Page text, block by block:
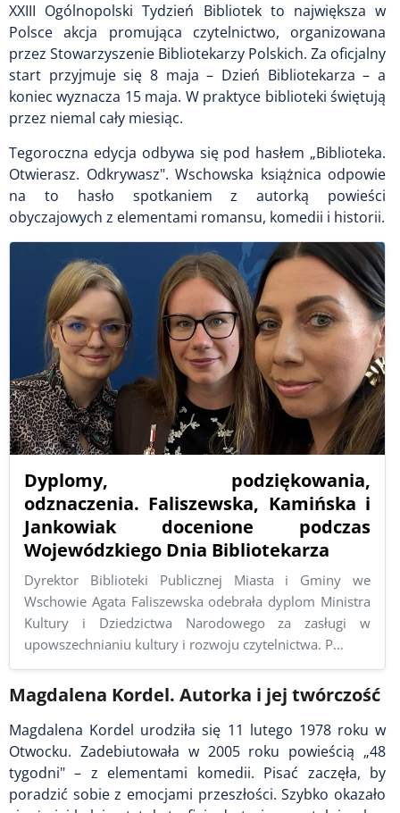
XXIII Ogólnopolski Tydzień Bibliotek to największa w
Polsce akcja promująca czytelnictwo, organizowana
przez Stowarzyszenie Bibliotekarzy Polskich. Za oficjalny
start przyjmuje się 8 maja – Dzień Bibliotekarza – a
koniec wyznacza 15 maja. W praktyce biblioteki świętują
przez niemal cały miesiąc.
Tegoroczna edycja odbywa się pod hasłem „Biblioteka.
Otwierasz. Odkrywasz". Wschowska książnica odpowie
na to hasło spotkaniem z autorką powieści
obyczajowych z elementami romansu, komedii i historii.
Dyplomy, podziękowania,
odznaczenia. Faliszewska, Kamińska i
Jankowiak docenione podczas
Wojewódzkiego Dnia Bibliotekarza
Dyrektor Biblioteki Publicznej Miasta i Gminy we
Wschowie Agata Faliszewska odebrała dyplom Ministra
Kultury i Dziedzictwa Narodowego za zasługi w
upowszechnianiu kultury i rozwoju czytelnictwa. P…
Magdalena Kordel. Autorka i jej twórczość
Magdalena Kordel urodziła się 11 lutego 1978 roku w
Otwocku. Zadebiutowała w 2005 roku powieścią „48
tygodni" – z elementami komedii. Pisać zaczęła, by
poradzić sobie z emocjami przeszłości. Szybko okazało